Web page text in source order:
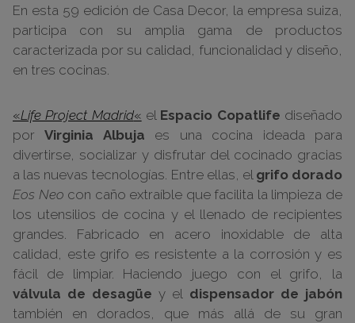
En esta 59 edición de Casa Decor, la empresa suiza,
participa con su amplia gama de productos
caracterizada por su calidad, funcionalidad y diseño,
en tres cocinas.
«Life Project Madrid« el Espacio Copatlife diseñado
porVirginia Albuja es una cocina ideada para
divertirse, socializar y disfrutar del cocinado gracias
a las nuevas tecnologías. Entre ellas, el grifo dorado
Eos Neo con caño extraíble que facilita la limpieza de
los utensilios de cocina y el llenado de recipientes
grandes. Fabricado en acero inoxidable de alta
calidad, este grifo es resistente a la corrosión y es
fácil de limpiar. Haciendo juego con el grifo, la
válvula de desagüe y el dispensador de jabón
también en dorados, que más allá de su gran